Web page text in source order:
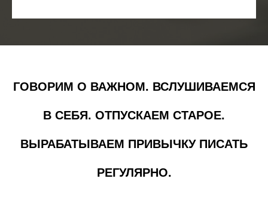
ГОВОРИМ О ВАЖНОМ. ВСЛУШИВАЕМСЯ
В СЕБЯ. ОТПУСКАЕМ СТАРОЕ.
ВЫРАБАТЫВАЕМ ПРИВЫЧКУ ПИСАТЬ
РЕГУЛЯРНО.